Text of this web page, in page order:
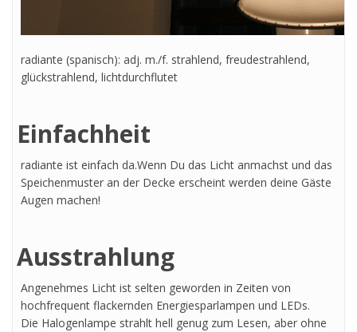
radiante (spanisch): adj. m./f. strahlend, freudestrahlend,
glückstrahlend, lichtdurchflutet
Einfachheit
radiante ist einfach da.Wenn Du das Licht anmachst und das
Speichenmuster an der Decke erscheint werden deine Gäste
Augen machen!
Ausstrahlung
Angenehmes Licht ist selten geworden in Zeiten von
hochfrequent flackernden Energiesparlampen und LEDs.
Die Halogenlampe strahlt hell genug zum Lesen, aber ohne